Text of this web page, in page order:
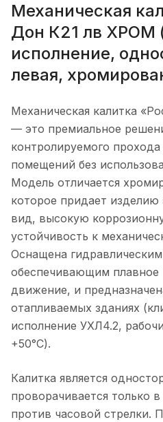
Механическая
Дон К21 лв ХРОМ
исполнение,
левая,
Механическая калитка
— это премиальное
контролируемого
помещений без
Модель отличается
которое придает
вид, высокую
устойчивость к
Оснащена
обеспечивающим плавное
движение, и
отапливаемых зданиях
исполнение УХЛ4.2,
+50°C).
Калитка является
проворачивается только
против часовой стрелки.